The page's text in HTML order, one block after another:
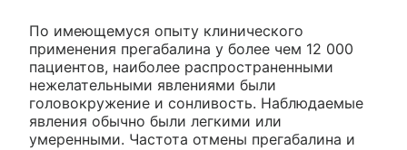
По имеющемуся опыту клинического
применения прегабалина у более чем 12 000
пациентов, наиболее распространенными
нежелательными явлениями были
головокружение и сонливость. Наблюдаемые
явления обычно были легкими или
умеренными. Частота отмены прегабалина и